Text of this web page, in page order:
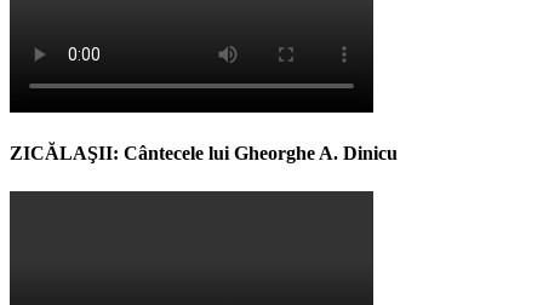
ZICĂLAŞII: Cântecele lui Gheorghe A. Dinicu